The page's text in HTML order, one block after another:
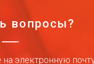
вопросы?
электронную